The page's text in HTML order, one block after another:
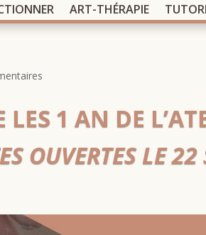
ART-THÉRAPIE
1 AN DE
OUVERTES LE